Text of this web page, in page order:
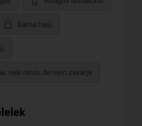
Barna hajú
neki nincs, de nem zavarja